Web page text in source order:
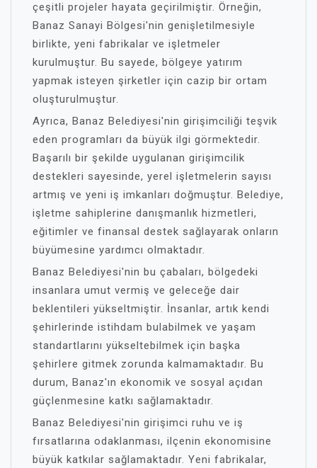
çeşitli projeler hayata geçirilmiştir. Örneğin,
Banaz Sanayi Bölgesi'nin genişletilmesiyle
birlikte, yeni fabrikalar ve işletmeler
kurulmuştur. Bu sayede, bölgeye yatırım
yapmak isteyen şirketler için cazip bir ortam
oluşturulmuştur.
Ayrıca, Banaz Belediyesi'nin girişimciliği teşvik
eden programları da büyük ilgi görmektedir.
Başarılı bir şekilde uygulanan girişimcilik
destekleri sayesinde, yerel işletmelerin sayısı
artmış ve yeni iş imkanları doğmuştur. Belediye,
işletme sahiplerine danışmanlık hizmetleri,
eğitimler ve finansal destek sağlayarak onların
büyümesine yardımcı olmaktadır.
Banaz Belediyesi'nin bu çabaları, bölgedeki
insanlara umut vermiş ve geleceğe dair
beklentileri yükseltmiştir. İnsanlar, artık kendi
şehirlerinde istihdam bulabilmek ve yaşam
standartlarını yükseltebilmek için başka
şehirlere gitmek zorunda kalmamaktadır. Bu
durum, Banaz'ın ekonomik ve sosyal açıdan
güçlenmesine katkı sağlamaktadır.
Banaz Belediyesi'nin girişimci ruhu ve iş
fırsatlarına odaklanması, ilçenin ekonomisine
büyük katkılar sağlamaktadır. Yeni fabrikalar,